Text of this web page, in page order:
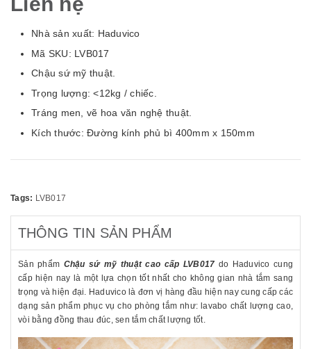
Nhà sản xuất: Haduvico
Mã SKU: LVB017
Chậu sứ mỹ thuật.
Trọng lượng: <12kg / chiếc.
Tráng men, vẽ hoa văn nghệ thuật.
Kích thước: Ðường kính phủ bì 400mm x 150mm
Tags: LVB017
THÔNG TIN SẢN PHẨM
Sản phẩm Chậu sứ mỹ thuật cao cấp LVB017 do Haduvico cung
cấp hiện nay là một lựa chọn tốt nhất cho không gian nhà tắm sang
trọng và hiện đại. Haduvico là đơn vị hàng đầu hiện nay cung cấp các
dạng sản phẩm phục vụ cho phòng tắm như: lavabo chất lượng cao,
vòi bằng đồng thau đúc, sen tắm chất lượng tốt.